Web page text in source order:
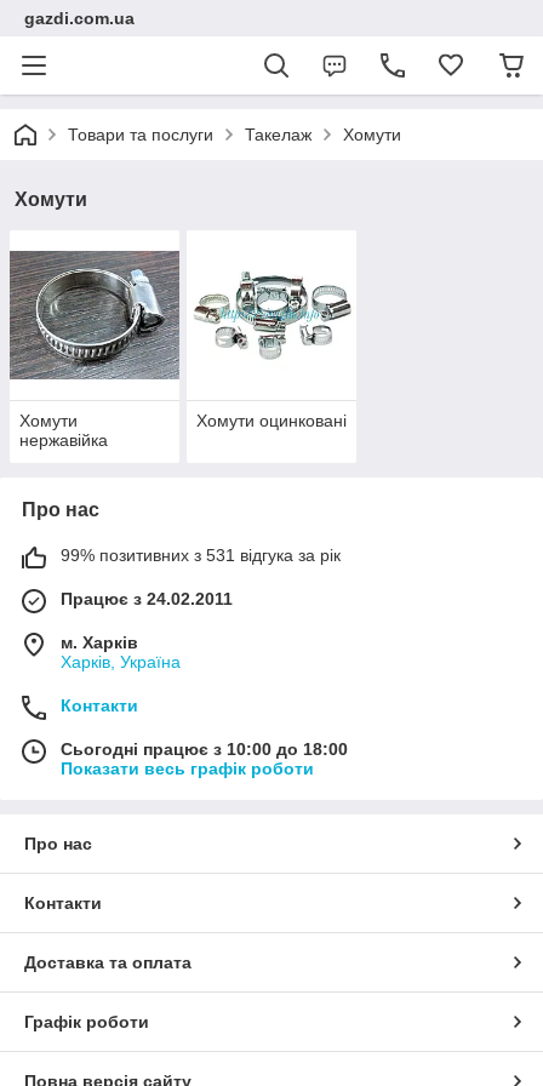
gazdi.com.ua
Товари та послуги Такелаж Хомути
Хомути
Хомути
нержавійка
Хомути оцинковані
Про нас
99% позитивних з 531 відгука за рік
Працює з 24.02.2011
м. Харків
Харків, Україна
Контакти
Сьогодні працює з 10:00 до 18:00
Показати весь графік роботи
Про нас
Контакти
Доставка та оплата
Графік роботи
Повна версія сайту